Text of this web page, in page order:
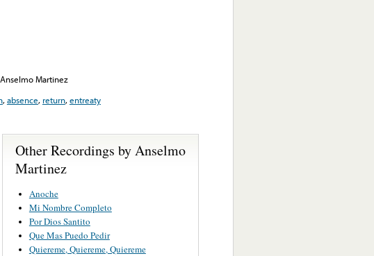
Martinez
,absence, return,entreaty
Other Recordings by Anselmo
Martinez
Anoche
Mi Nombre Completo
Por Dios Santito
Que Mas Puedo Pedir
Quiereme, Quiereme, Quiereme